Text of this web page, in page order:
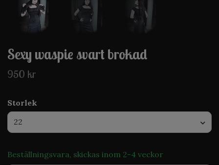
Sexy waspie svart brokad
950 kr
Storlek
22
Beställningsvara, skickas inom 2-4 veckor